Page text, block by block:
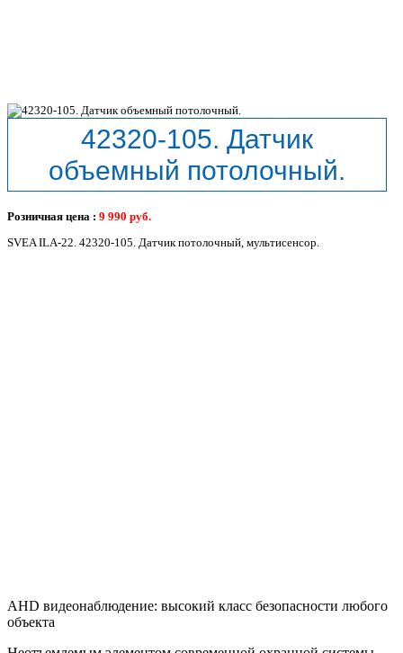
42320-105. Датчик
объемный потолочный.
Розничная цена : 9 990 руб.
SVEA ILA-22. 42320-105. Датчик потолочный, мультисенсор.
AHD видеонаблюдение: высокий класс безопасности любого
объекта